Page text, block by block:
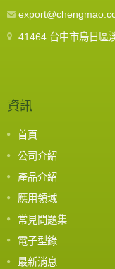
41464 台中市烏日區
資訊
首頁
公司介紹
產品介紹
應用領域
常見問題集
電子型錄
最新消息